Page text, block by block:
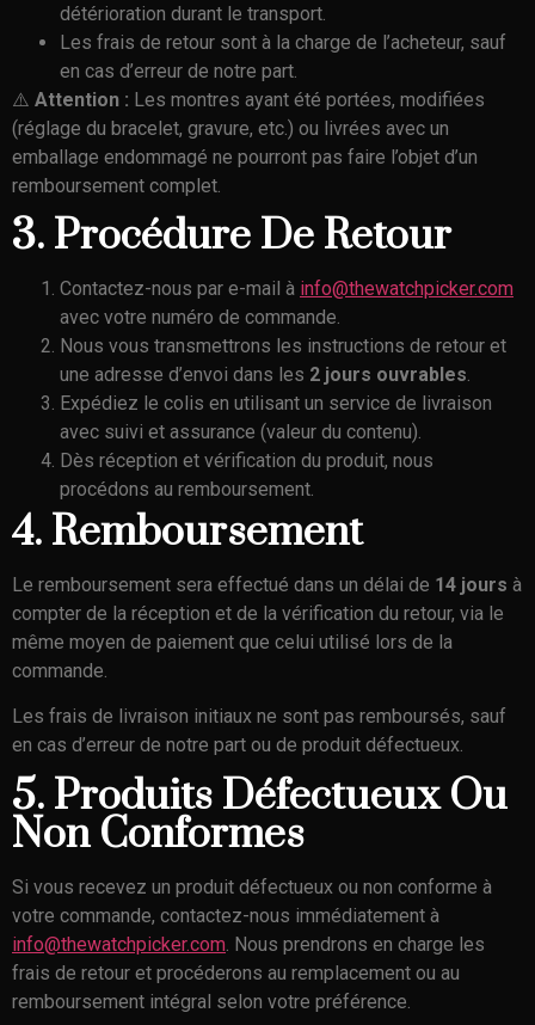
détérioration durant le transport.
Les frais de retour sont à la charge de l’acheteur, sauf
en cas d’erreur de notre part.
⚠️ Attention : Les montres ayant été portées, modifiées
(réglage du bracelet, gravure, etc.) ou livrées avec un
emballage endommagé ne pourront pas faire l’objet d’un
remboursement complet.
3. Procédure De Retour
Contactez-nous par e-mail à info@thewatchpicker.com
avec votre numéro de commande.
Nous vous transmettrons les instructions de retour et
une adresse d’envoi dans les 2 jours ouvrables.
Expédiez le colis en utilisant un service de livraison
avec suivi et assurance (valeur du contenu).
Dès réception et vérification du produit, nous
procédons au remboursement.
4. Remboursement
Le remboursement sera effectué dans un délai de 14 jours à
compter de la réception et de la vérification du retour, via le
même moyen de paiement que celui utilisé lors de la
commande.
Les frais de livraison initiaux ne sont pas remboursés, sauf
en cas d’erreur de notre part ou de produit défectueux.
5. Produits Défectueux Ou
Non Conformes
Si vous recevez un produit défectueux ou non conforme à
votre commande, contactez-nous immédiatement à
info@thewatchpicker.com. Nous prendrons en charge les
frais de retour et procéderons au remplacement ou au
remboursement intégral selon votre préférence.